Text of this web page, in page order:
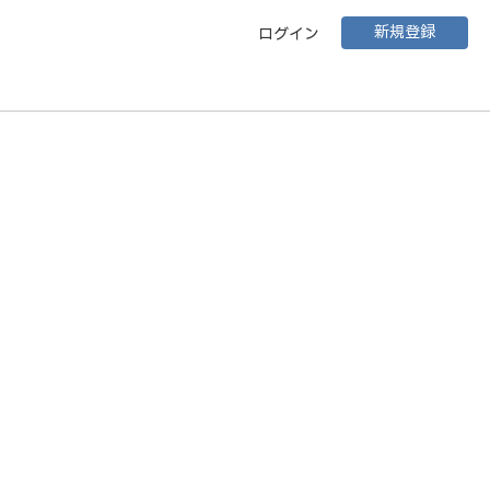
ログイン 新規登録